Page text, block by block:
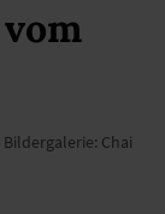
Chai